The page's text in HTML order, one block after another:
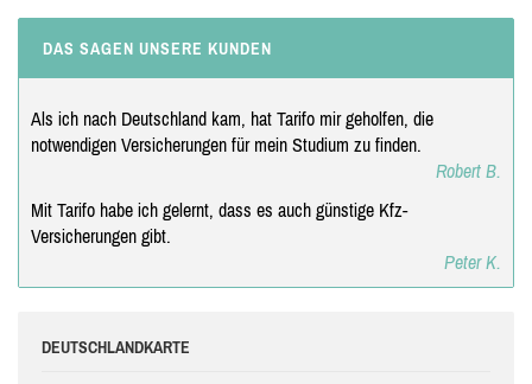
DAS SAGEN UNSERE KUNDEN
Als ich nach Deutschland kam, hat Tarifo mir geholfen, die
notwendigen Versicherungen für mein Studium zu finden.
Robert B.
Mit Tarifo habe ich gelernt, dass es auch günstige Kfz-
Versicherungen gibt.
Peter K.
DEUTSCHLANDKARTE